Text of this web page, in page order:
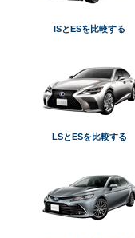
ISとESを比較する
LSとESを比較する